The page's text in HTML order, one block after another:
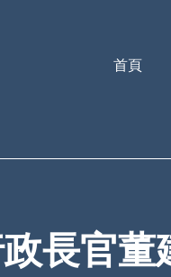
首頁
長官董